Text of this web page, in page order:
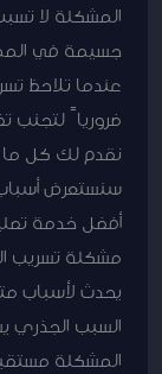
المشكلة لا
جسيمة في
عندما تلاحظ
ضرورياً لتجنب
نقدم لك كل ما
سنستعرض أسباب
مشكلة تسريب
يحدث لأسباب
السبب الجذري
المشكلة